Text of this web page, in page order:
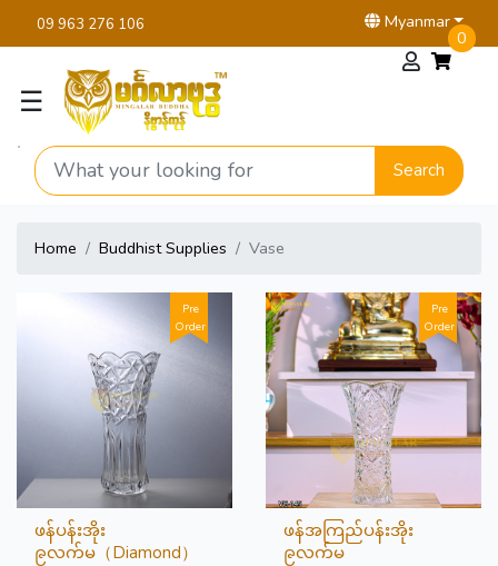
09 963 276 106 Myanmar
☰
Search
0
Home Buddhist Supplies Vase
Pre
Order
ဖန်ပန်းအိုး
၉လက်မ（Diamond）
Pre
Order
ဖန်အကြည်ပန်းအိုး
၉လက်မ